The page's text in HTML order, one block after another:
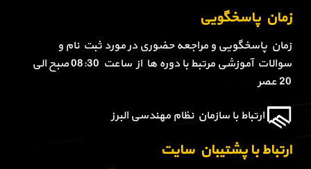
زمان پاسخگویی
زمان پاسخگویی و مراجعه حضوری در مورد ثبت نام و
سوالات آموزشی مرتبط با دوره ها از ساعت 08:30 صبح الی
20 عصر
ارتباط با سازمان نظام مهندسی البرز
ارتباط با پشتیبان سایت